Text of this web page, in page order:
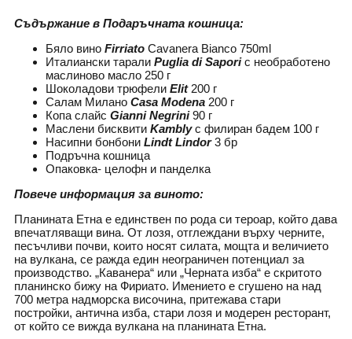
Съдържание в Подаръчната кошница:
Бяло вино Firriato Cavanera Bianco 750ml
Италиански тарали Puglia di Saporiс необработено
маслиново масло 250 г
Шоколадови трюфели Elit 200 г
Салам Милано Casa Modena 200 г
Копа слайс Gianni Negrini90 г
Маслени бисквити Kambly с филиран бадем 100 г
Насипни бонбони Lindt Lindor 3 бр
Подръчна кошница
Опаковка- целофн и панделка
Повече информация за виното:
Планината Етна е единствен по рода си тероар, който дава
впечатляващи вина. От лозя, отглеждани върху черните,
песъчливи почви, които носят силата, мощта и величието
на вулкана, се ражда един неограничен потенциал за
производство. „Каванера“ или „Черната изба“ е скритото
планинско бижу на Фириато. Имението е сгушено на над
700 метра надморска височина, притежава стари
постройки, антична изба, стари лозя и модерен ресторант,
от който се вижда вулкана на планината Етна.